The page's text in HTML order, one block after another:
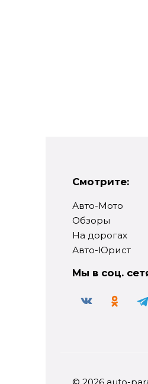
Смотрите:
Авто-Мото
Обзоры
На дорогах
Авто-Юрист
Мы в соц.